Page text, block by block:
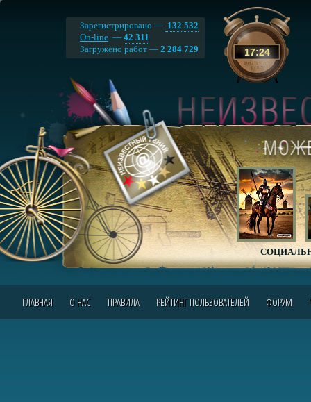
17:24
Зарегистрировано — 132 532
On-line — 42 311
Загружено работ — 2 284 729
ГЛАВНАЯ О НАС ПРАВИЛА РЕЙТИНГ ПОЛЬЗОВАТЕЛЕЙ ФОРУМ